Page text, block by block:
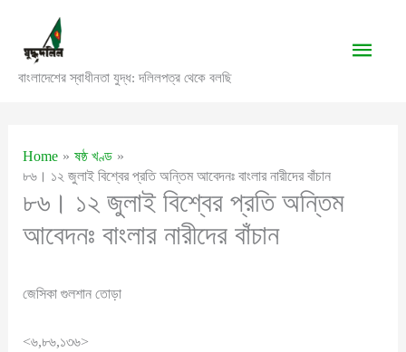
content
বাংলাদেশের স্বাধীনতা যুদ্ধ: দলিলপত্র থেকে বলছি
Main
Home
ষষ্ঠ খণ্ড
৮৬। ১২ জুলাই বিশ্বের প্রতি অন্তিম আবেদনঃ বাংলার নারীদের বাঁচান
৮৬। ১২ জুলাই বিশ্বের প্রতি অন্তিম
আবেদনঃ বাংলার নারীদের বাঁচান
জেসিকা গুলশান তোড়া
<৬,৮৬,১৩৬>